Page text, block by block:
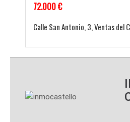
72.000 €
Calle San Antonio, 3, Ventas del